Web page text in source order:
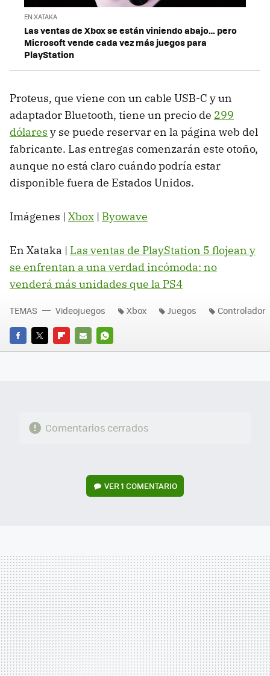
EN XATAKA
Las ventas de Xbox se están viniendo abajo… pero
Microsoft vende cada vez más juegos para
PlayStation
Proteus, que viene con un cable USB-C y un
adaptador Bluetooth, tiene un precio de 299
dólares y se puede reservar en la página web del
fabricante. Las entregas comenzarán este otoño,
aunque no está claro cuándo podría estar
disponible fuera de Estados Unidos.
Imágenes | Xbox | Byowave
En Xataka | Las ventas de PlayStation 5 flojean y
se enfrentan a una verdad incómoda: no
venderá más unidades que la PS4
FACEBOOK
TWITTERFLIPBOARD
E-
WHATSAPP
TEMAS Videojuegos Xbox Juegos Controlador
Comentarios cerrados
VER1 COMENTARIO